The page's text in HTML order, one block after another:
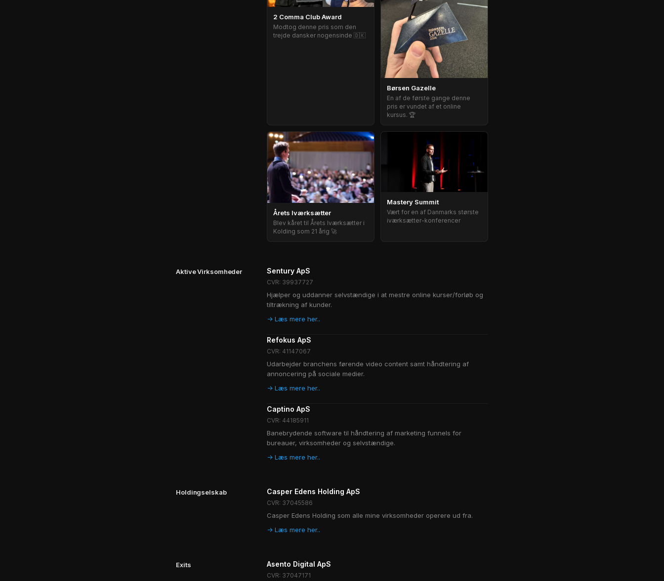
2 Comma Club Award
Modtog denne pris som den
trejde dansker nogensinde 🇩🇰
Børsen Gazelle
En af de første gange denne
pris er vundet af et online
kursus. 🏆
Årets Iværksætter
Blev kåret til Årets Iværksætter i
Kolding som 21 årig 🚀
Mastery Summit
Vært for en af Danmarks største
iværksætter-konferencer
Aktive Virksomheder Sentury ApS
CVR: 39937727
Hjælper og uddanner selvstændige i at mestre online kurser/forløb og
tiltrækning af kunder.
-> Læs mere her..
Refokus ApS
CVR: 41147067
Udarbejder branchens førende video content samt håndtering af
annoncering på sociale medier.
-> Læs mere her..
Captino ApS
CVR: 44185911
Banebrydende software til håndtering af marketing funnels for
bureauer, virksomheder og selvstændige.
-> Læs mere her..
Holdingselskab Casper Edens Holding ApS
CVR: 37045586
Casper Edens Holding som alle mine virksomheder operere ud fra.
-> Læs mere her..
Exits Asento Digital ApS
CVR: 37047171